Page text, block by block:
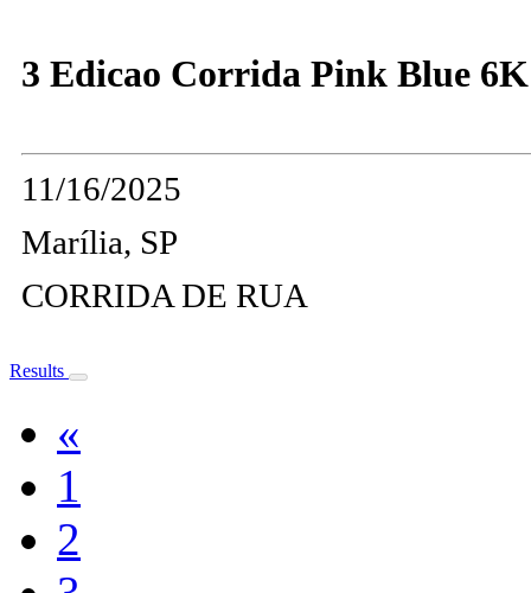
3 Edicao Corrida Pink Blue 6K
11/16/2025
Marília, SP
CORRIDA DE RUA
Results
«
1
2